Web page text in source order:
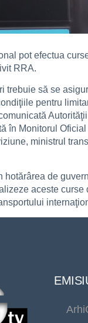
pot efectua
RRA.
trebuie să se
pentru
în Monitorul
ministrul
hotărârea de
aceste